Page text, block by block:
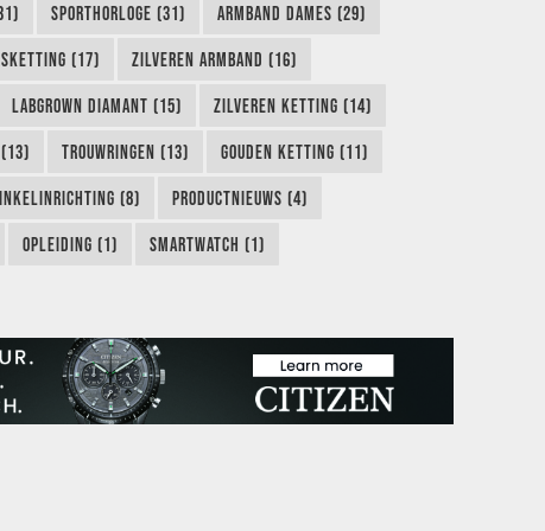
SPORTHORLOGE (31) ARMBAND DAMES (29)
(17) ZILVEREN ARMBAND (16)
LABGROWN DIAMANT (15) ZILVEREN KETTING (14)
(13) TROUWRINGEN (13) GOUDEN KETTING (11)
(8) PRODUCTNIEUWS (4)
OPLEIDING (1) SMARTWATCH (1)